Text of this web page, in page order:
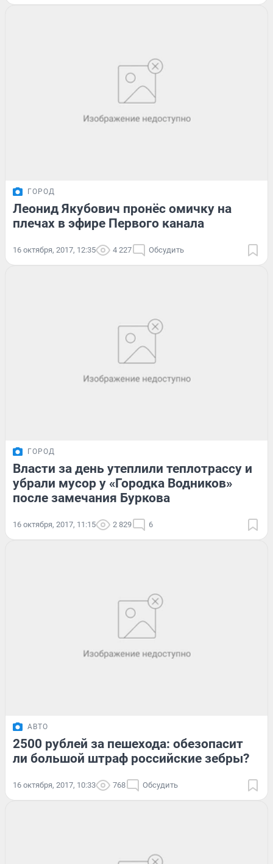
ГОРОД
Леонид Якубович пронёс омичку на
плечах в эфире Первого канала
16 октября, 2017, 12:35 4 227 Обсудить
ГОРОД
Власти за день утеплили теплотрассу и
убрали мусор у «Городка Водников»
после замечания Буркова
16 октября, 2017, 11:15 2 829 6
АВТО
2500 рублей за пешехода: обезопасит
ли большой штраф российские зебры?
16 октября, 2017, 10:33 768 Обсудить